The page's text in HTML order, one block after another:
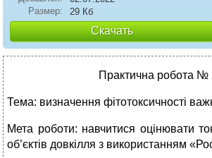
Размер:
29 Кб
Скачать
Практична робота №
Тема: визначення фітотоксичності
Мета роботи: навчитися оцінювати
об’єктів довкілля з використанням